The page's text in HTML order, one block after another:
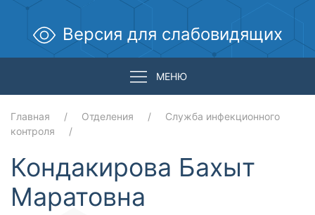
Версия для слабовидящих
МЕНЮ
Главная Отделения
Служба инфекционного
контроля
Кондакирова Бахыт
Маратовна